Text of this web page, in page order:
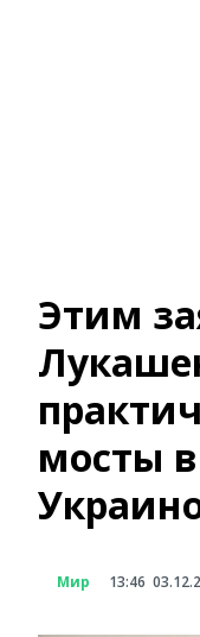
Этим
мосты
Мир 13:46